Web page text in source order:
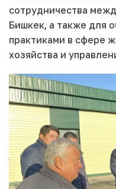
сотрудничества
Бишкек, а также для
практиками в сфере
хозяйства и